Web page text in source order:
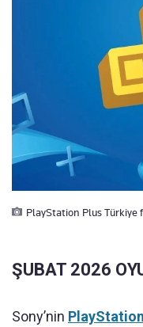
PlayStation Plus Türkiye
ŞUBAT 2026
Sony’nin